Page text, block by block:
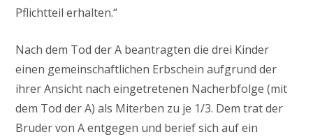
Pflichtteil erhalten.“
Nach dem Tod der A beantragten die drei Kinder
einen gemeinschaftlichen Erbschein aufgrund der
ihrer Ansicht nach eingetretenen Nacherbfolge (mit
dem Tod der A) als Miterben zu je 1/3. Dem trat der
Bruder von A entgegen und berief sich auf ein